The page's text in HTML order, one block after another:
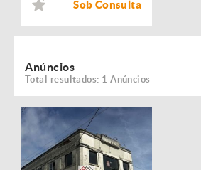
Sob Consulta
Anúncios
Total resultados: 1 Anúncios